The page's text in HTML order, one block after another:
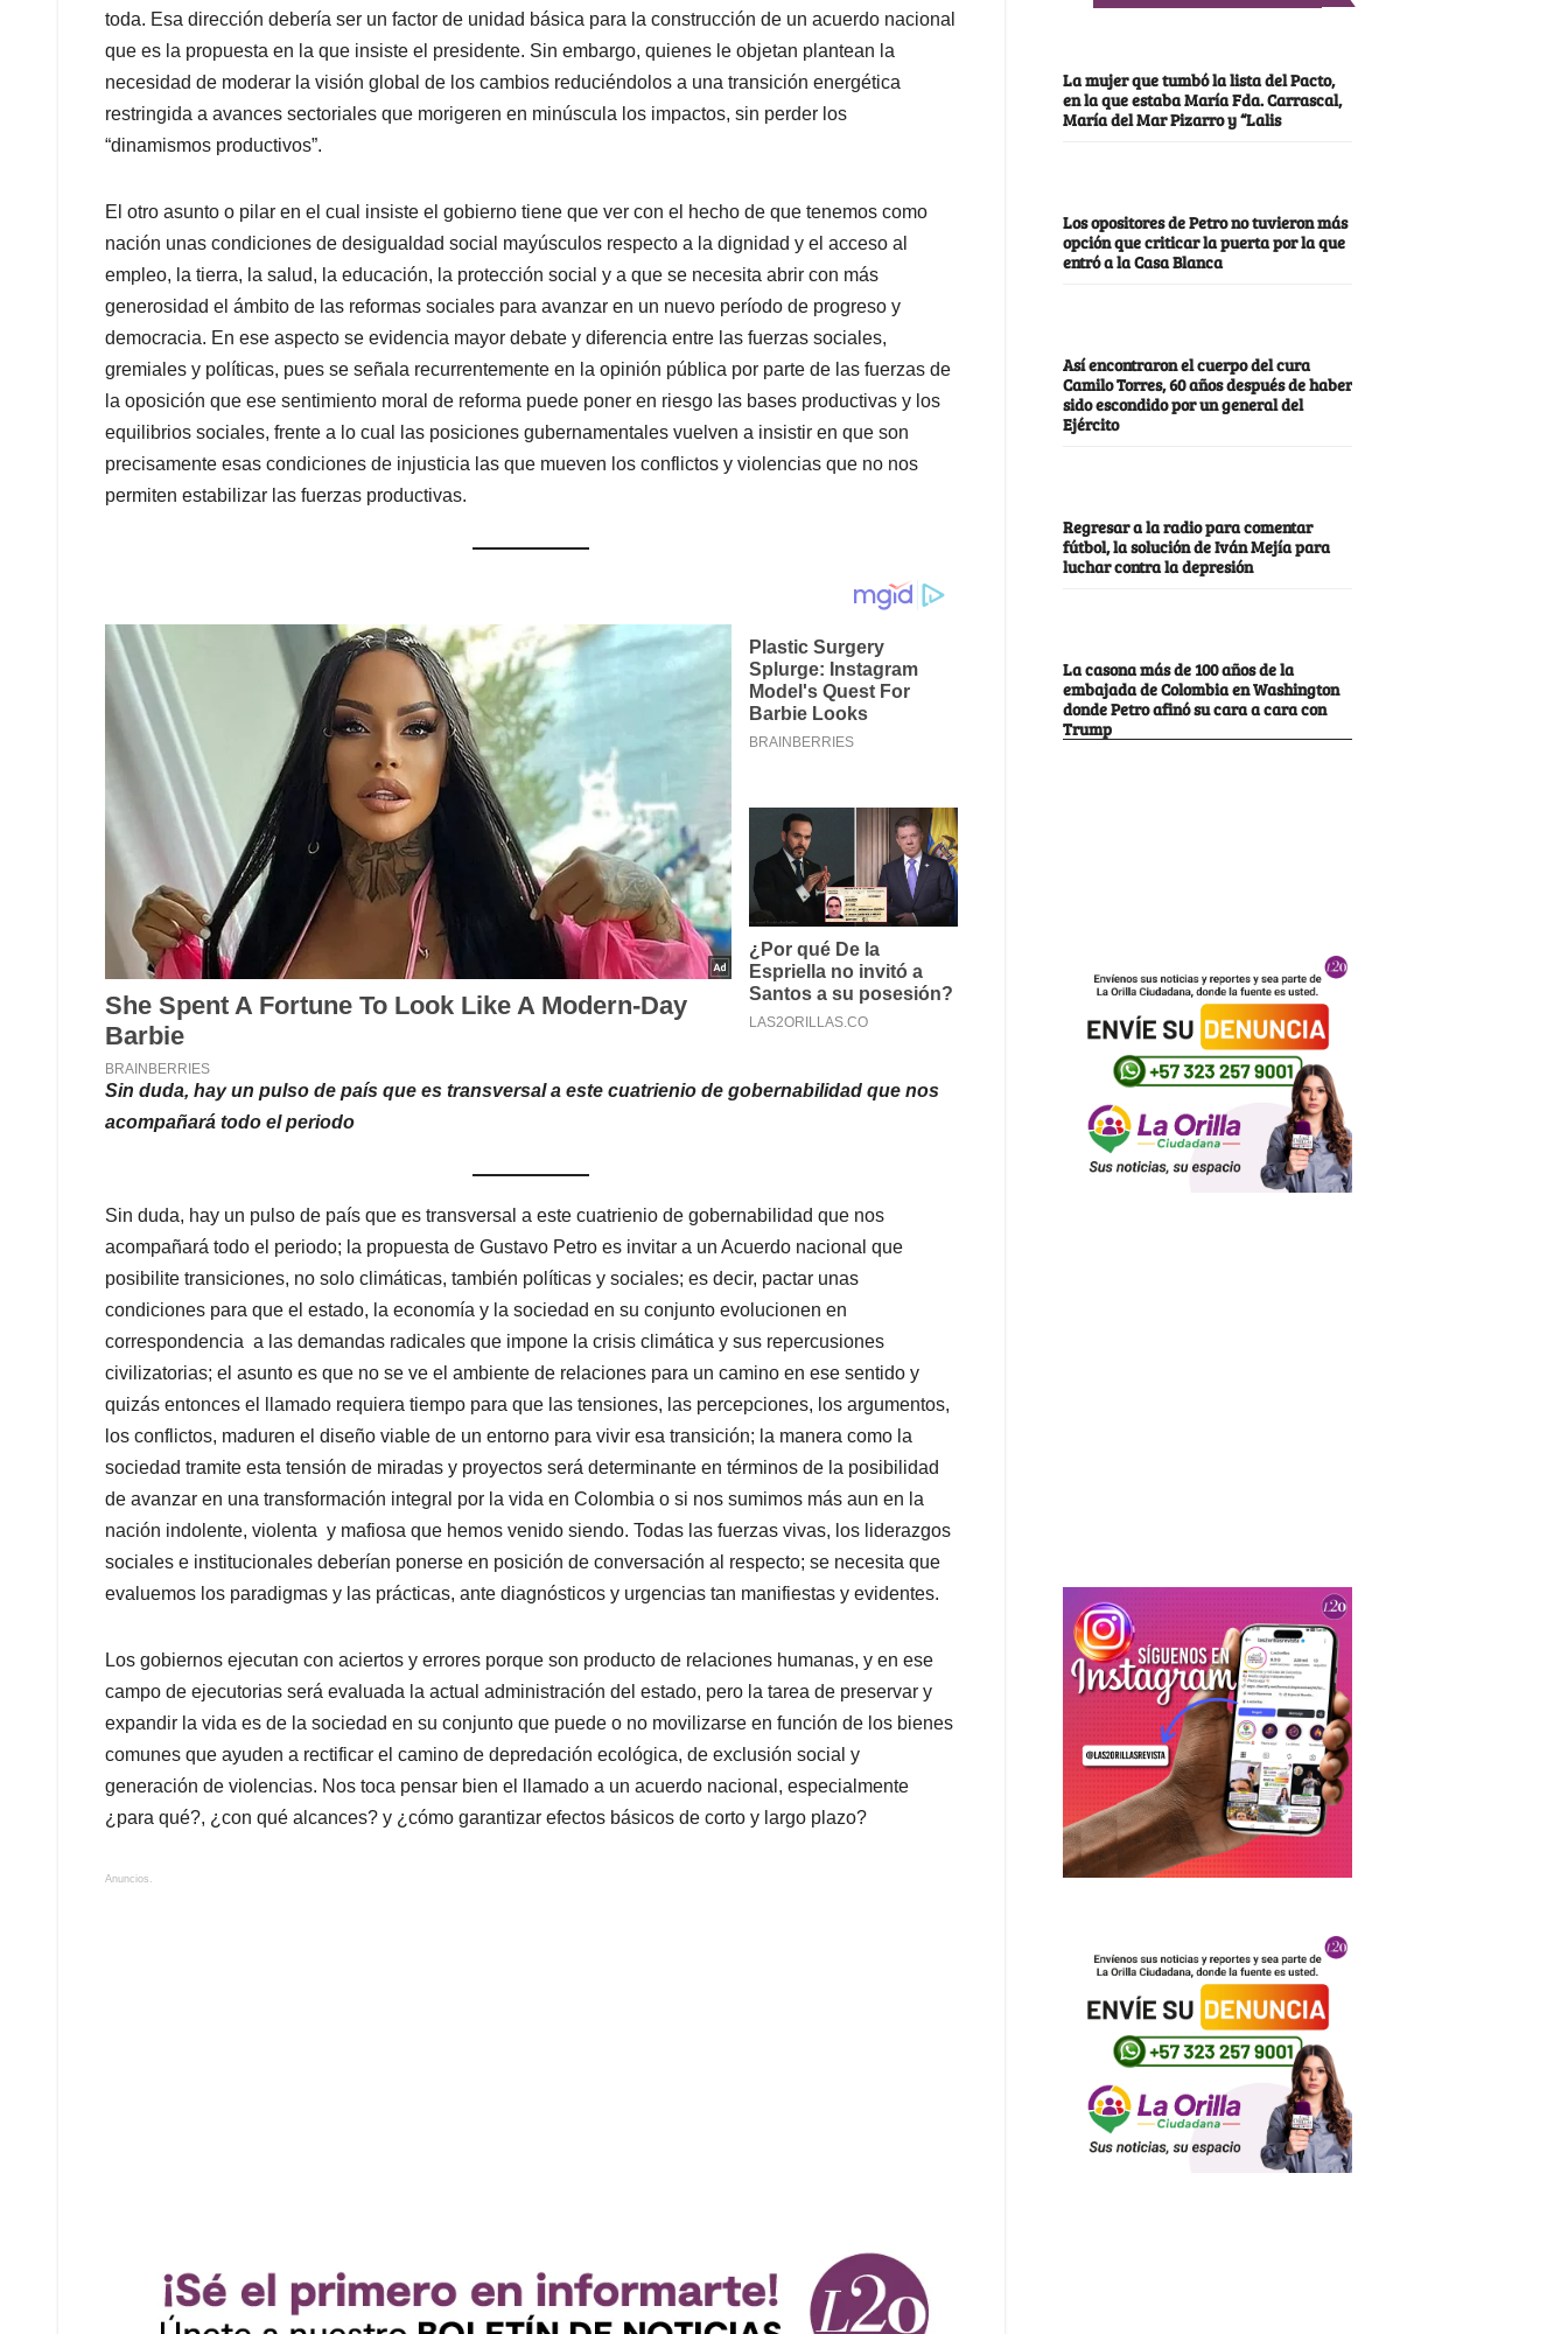
toda. Esa dirección debería ser un factor de unidad básica para la construcción de un acuerdo nacional
que es la propuesta en la que insiste el presidente. Sin embargo, quienes le objetan plantean la
necesidad de moderar la visión global de los cambios reduciéndolos a una transición energética
restringida a avances sectoriales que morigeren en minúscula los impactos, sin perder los
“dinamismos productivos”.
El otro asunto o pilar en el cual insiste el gobierno tiene que ver con el hecho de que tenemos como
nación unas condiciones de desigualdad social mayúsculos respecto a la dignidad y el acceso al
empleo, la tierra, la salud, la educación, la protección social y a que se necesita abrir con más
generosidad el ámbito de las reformas sociales para avanzar en un nuevo período de progreso y
democracia. En ese aspecto se evidencia mayor debate y diferencia entre las fuerzas sociales,
gremiales y políticas, pues se señala recurrentemente en la opinión pública por parte de las fuerzas de
la oposición que ese sentimiento moral de reforma puede poner en riesgo las bases productivas y los
equilibrios sociales, frente a lo cual las posiciones gubernamentales vuelven a insistir en que son
precisamente esas condiciones de injusticia las que mueven los conflictos y violencias que no nos
permiten estabilizar las fuerzas productivas.
Sin duda, hay un pulso de país que es transversal a este cuatrienio de gobernabilidad que nos
acompañará todo el periodo
Sin duda, hay un pulso de país que es transversal a este cuatrienio de gobernabilidad que nos
acompañará todo el periodo; la propuesta de Gustavo Petro es invitar a un Acuerdo nacional que
posibilite transiciones, no solo climáticas, también políticas y sociales; es decir, pactar unas
condiciones para que el estado, la economía y la sociedad en su conjunto evolucionen en
correspondencia a las demandas radicales que impone la crisis climática y sus repercusiones
civilizatorias; el asunto es que no se ve el ambiente de relaciones para un camino en ese sentido y
quizás entonces el llamado requiera tiempo para que las tensiones, las percepciones, los argumentos,
los conflictos, maduren el diseño viable de un entorno para vivir esa transición; la manera como la
sociedad tramite esta tensión de miradas y proyectos será determinante en términos de la posibilidad
de avanzar en una transformación integral por la vida en Colombia o si nos sumimos más aun en la
nación indolente, violenta y mafiosa que hemos venido siendo. Todas las fuerzas vivas, los liderazgos
sociales e institucionales deberían ponerse en posición de conversación al respecto; se necesita que
evaluemos los paradigmas y las prácticas, ante diagnósticos y urgencias tan manifiestas y evidentes.
Los gobiernos ejecutan con aciertos y errores porque son producto de relaciones humanas, y en ese
campo de ejecutorias será evaluada la actual administración del estado, pero la tarea de preservar y
expandir la vida es de la sociedad en su conjunto que puede o no movilizarse en función de los bienes
comunes que ayuden a rectificar el camino de depredación ecológica, de exclusión social y
generación de violencias. Nos toca pensar bien el llamado a un acuerdo nacional, especialmente
¿para qué?, ¿con qué alcances? y ¿cómo garantizar efectos básicos de corto y largo plazo?
Anuncios.
La mujer que tumbó la lista del Pacto,
en la que estaba María Fda. Carrascal,
María del Mar Pizarro y “Lalis
Los opositores de Petro no tuvieron más
opción que criticar la puerta por la que
entró a la Casa Blanca
Así encontraron el cuerpo del cura
Camilo Torres, 60 años después de haber
sido escondido por un general del
Ejército
Regresar a la radio para comentar
fútbol, la solución de Iván Mejía para
luchar contra la depresión
La casona más de 100 años de la
embajada de Colombia en Washington
donde Petro afinó su cara a cara con
Trump